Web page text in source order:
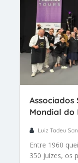
Associados
Mondial do
Luiz Tadeu
Entre 1960
350 juízes, os